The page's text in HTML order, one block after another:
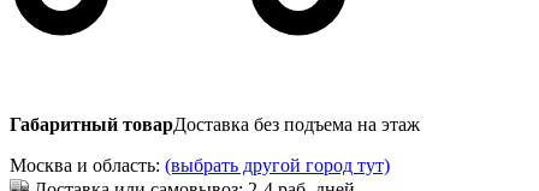
Габаритный товарДоставка без подъема на этаж
Москва и область: (выбрать другой город тут)